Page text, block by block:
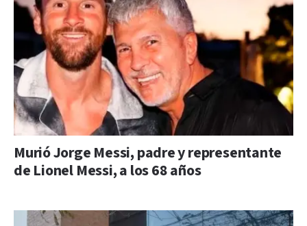
Murió Jorge Messi, padre y representante
de Lionel Messi, a los 68 años